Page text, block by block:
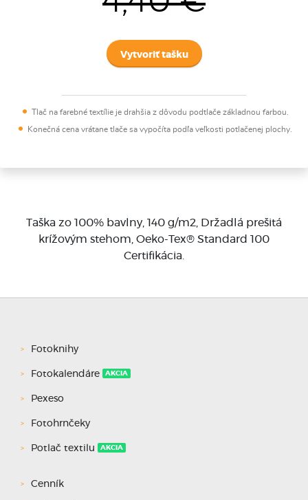
Vytvoriť tašku
Tlač na farebné textílie je drahšia z dôvodu podtlače základnou farbou.
Konečná cena vrátane tlače sa vypočíta podľa veľkosti potlačenej plochy.
Taška zo 100% bavlny, 140 g/m2, Držadlá prešitá
krížovým stehom, Oeko-Tex® Standard 100
Certifikácia.
Fotoknihy
Fotokalendáre AKCIA
Pexeso
Fotohrnčeky
Potlač textilu AKCIA
Cenník